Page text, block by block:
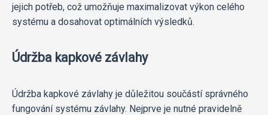
jejich potřeb, což umožňuje maximalizovat výkon celého
systému a dosahovat optimálních výsledků.
Údržba kapkové závlahy
Údržba kapkové závlahy je důležitou součástí správného
fungování systému závlahy. Nejprve je nutné pravidelně